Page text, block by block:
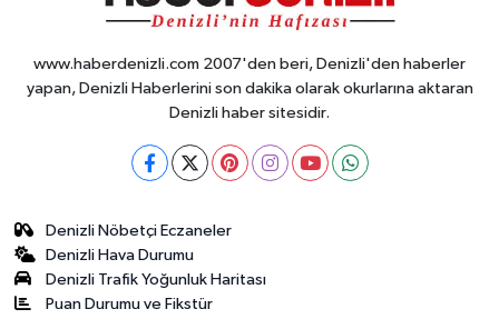
www.haberdenizli.com 2007'den beri, Denizli'den haberler
yapan, Denizli Haberlerini son dakika olarak okurlarına aktaran
Denizli haber sitesidir.
Denizli Nöbetçi Eczaneler
Denizli Hava Durumu
Denizli Trafik Yoğunluk Haritası
Puan Durumu ve Fikstür